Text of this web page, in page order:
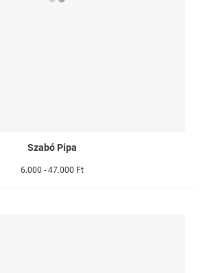
Szabó Pipa
6.000 - 47.000 Ft